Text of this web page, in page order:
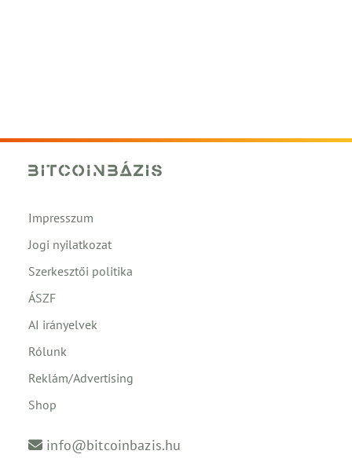
Impresszum
Jogi nyilatkozat
Szerkesztői politika
ÁSZF
AI irányelvek
Rólunk
Reklám/Advertising
Shop
info@bitcoinbazis.hu